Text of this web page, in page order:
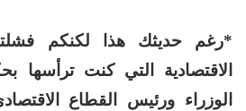
*رغم حديثك هذا لكنكم
الاقتصادية التي كنت ترأسها
الوزراء ورئيس القطاع